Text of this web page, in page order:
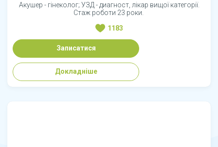
Акушер - гінеколог; УЗД - диагност, лікар вищої категорії.
Стаж роботи 23 роки.
1183
Записатися
Докладніше